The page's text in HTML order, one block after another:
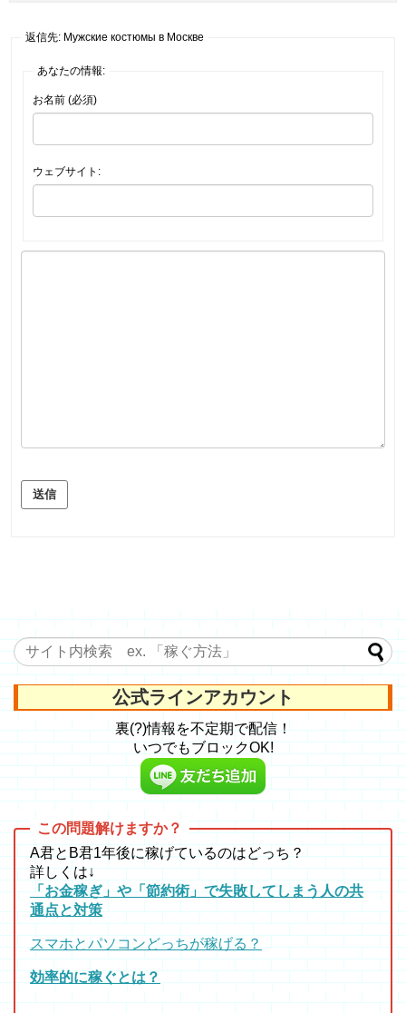
返信先: Мужские костюмы в Москве
あなたの情報:
お名前 (必須)
ウェブサイト:
送信
公式ラインアカウント
裏(?)情報を不定期で配信！
いつでもブロックOK!
A君とB君1年後に稼げているのはどっち？
詳しくは↓
「お金稼ぎ」や「節約術」で失敗してしまう人の共
通点と対策
スマホとパソコンどっちが稼げる？
効率的に稼ぐとは？